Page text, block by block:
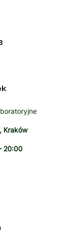
Kraków
20:00